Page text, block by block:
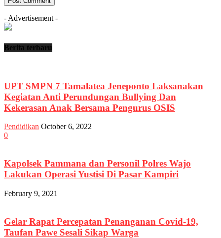
- Advertisement -
Berita terbaru
UPT SMPN 7 Tamalatea Jeneponto Laksanakan
Kegiatan Anti Perundungan Bullying Dan
Kekerasan Anak Bersama Pengurus OSIS
Pendidikan October 6, 2022
0
Kapolsek Pammana dan Personil Polres Wajo
Lakukan Operasi Yustisi Di Pasar Kampiri
February 9, 2021
Gelar Rapat Percepatan Penanganan Covid-19,
Taufan Pawe Sesali Sikap Warga